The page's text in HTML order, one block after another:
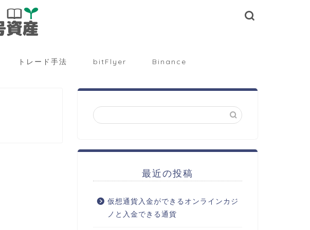
トレード手法 bitFlyer Binance
最近の投稿
仮想通貨入金ができるオンラインカジ
ノと入金できる通貨